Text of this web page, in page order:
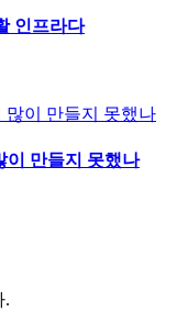
인프라다
이 만들지 못했나
.